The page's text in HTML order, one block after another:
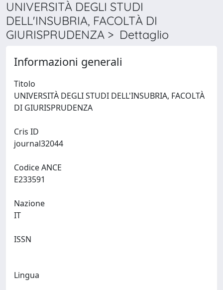
UNIVERSITÀ DEGLI STUDI
DELL'INSUBRIA, FACOLTÀ DI
GIURISPRUDENZA > Dettaglio
Informazioni generali
Titolo
UNIVERSITÀ DEGLI STUDI DELL'INSUBRIA, FACOLTÀ
Cris ID
Codice ANCE
Nazione
ISSN
Lingua